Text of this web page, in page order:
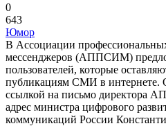
0
643
Юмор
В Ассоциации
мессенджеров (АППСИМ)
пользователей, которые
публикациям СМИ в интернете.
ссылкой на письмо директора
адрес министра цифрового
коммуникаций России